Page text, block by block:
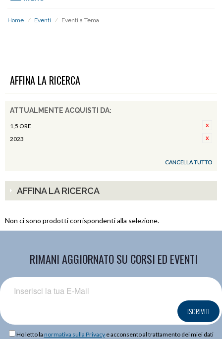
Home / Eventi / Eventi a Tema
AFFINA LA RICERCA
ATTUALMENTE ACQUISTI DA:
1,5 ORE
2023
CANCELLA TUTTO
AFFINA LA RICERCA
Non ci sono prodotti corrispondenti alla selezione.
RIMANI AGGIORNATO SU CORSI ED EVENTI
ISCRIVITI
Ho letto la normativa sulla Privacye acconsento al trattamento dei miei dati